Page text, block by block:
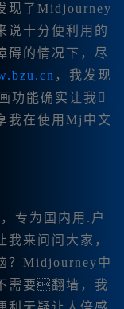
现了Midjourney
说十分便利用的
碍的情况下，尽
，我发现
功能确实让我
我在使用Mj中文
专为国内用.户
来问问大家，
？Midjourney中
需要翻墙，我